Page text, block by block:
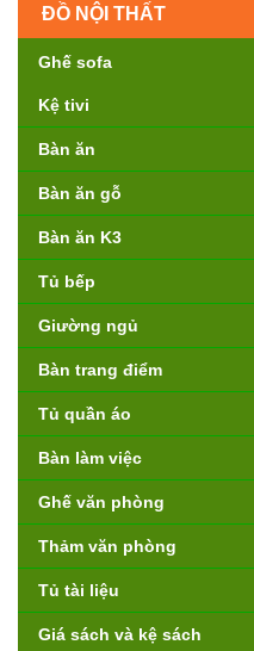
ĐỒ NỘI THẤT
Ghế sofa
Kệ tivi
Bàn ăn
Bàn ăn gỗ
Bàn ăn K3
Tủ bếp
Giường ngủ
Bàn trang điểm
Tủ quần áo
Bàn làm việc
Ghế văn phòng
Thảm văn phòng
Tủ tài liệu
Giá sách và kệ sách